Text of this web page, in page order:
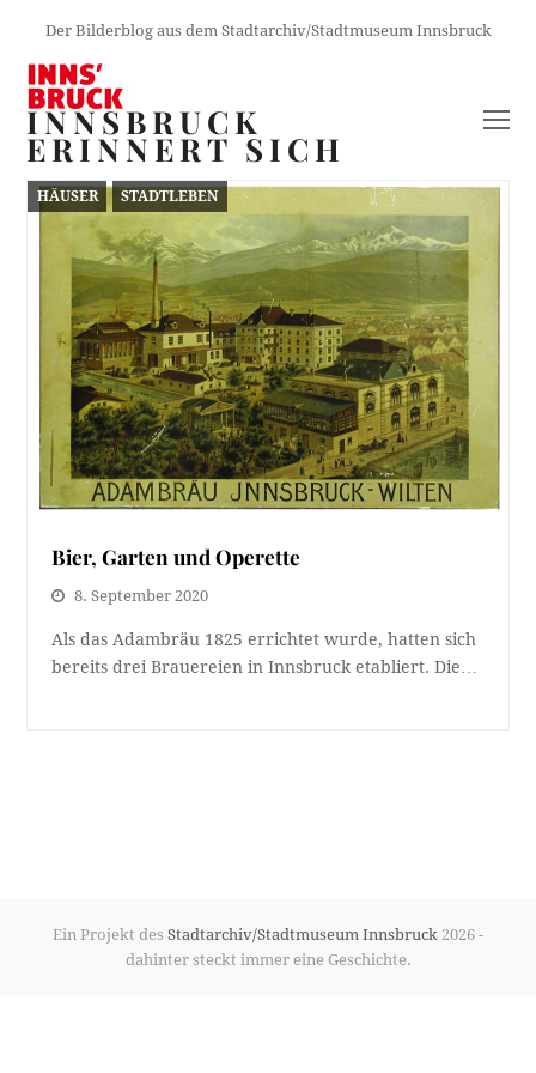
Der Bilderblog aus dem Stadtarchiv/Stadtmuseum Innsbruck
INNSBRUCK
ERINNERT SICH
HÄUSER STADTLEBEN
Bier, Garten und Operette
8. September 2020
Als das Adambräu 1825 errichtet wurde, hatten sich
bereits drei Brauereien in Innsbruck etabliert. Die…
Ein Projekt des Stadtarchiv/Stadtmuseum Innsbruck 2026 -
dahinter steckt immer eine Geschichte.